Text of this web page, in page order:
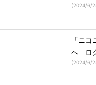
(2024/6/
「ニ
へ ロ
(2024/6/